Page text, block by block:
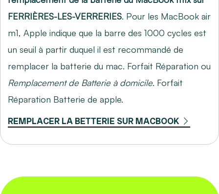
FERRIÈRES-LES-VERRERIES. Pour les MacBook air
m1, Apple indique que la barre des 1000 cycles est
un seuil à partir duquel il est recommandé de
remplacer la batterie du mac. Forfait Réparation ou
Remplacement de Batterie à domicile. Forfait
Réparation Batterie de apple.
REMPLACER LA BETTERIE SUR MACBOOK